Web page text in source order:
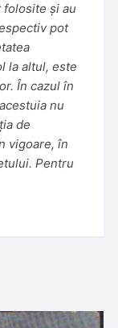
folosite și au
pot
la altul, este
În cazul în
nu
de
vigoare, în
Pentru